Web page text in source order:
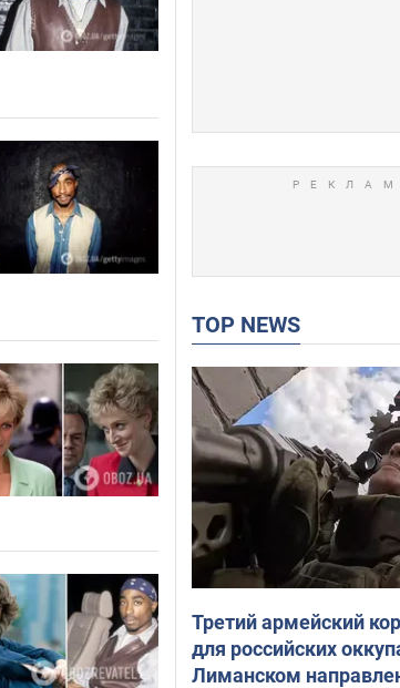
TOP NEWS
Третий армейский
для российских
Лиманском